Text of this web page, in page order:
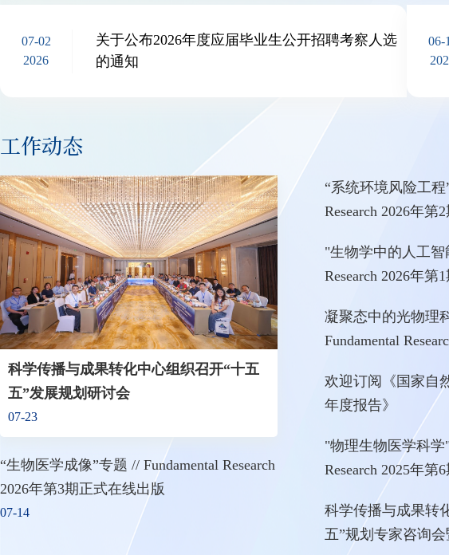
07-02
2026
关于公布2026年度应届毕业生公开招聘考察人选
的通知
06-
工作动态
科学传播与成果转化中心组织召开“十五
五”发展规划研讨会
07-23
“生物医学成像”专题 // Fundamental Research
2026年第3期正式在线出版
07-14
“系统环境风险工程
Research 2026年第
"生物学中的人工智
Research 2026年第
凝聚态中的光物理
Fundamental
学分编委会在苏州
欢迎订阅《国家自
年度报告》
"物理生物医学科学
Research 2025年第
科学传播与成果转
五”规划专家咨询